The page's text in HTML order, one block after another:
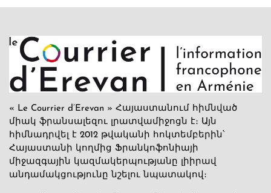
« Le Courrier d’Erevan » Հայաստանում հիմնված
միակ ֆրանսալեզու լրատվամիջոցն է։ Այն
հիմնադրվել է 2012 թվականի հոկտեմբերին՝
Հայաստանի կողմից Ֆրանկոֆոնիայի
միջազգային կազմակերպությանը լիիրավ
անդամակցությունը նշելու նպատակով։